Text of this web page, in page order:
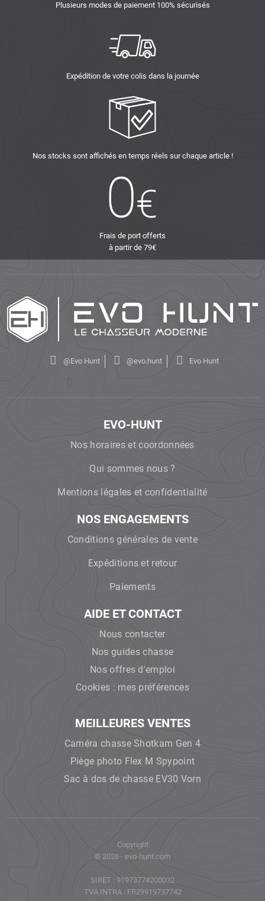
Plusieurs modes de paiement 100% sécurisés
Expédition de votre colis dans la journée
Nos stocks sont affichés en temps réels sur chaque article !
Frais de port offerts
à partir de 79€
@Evo Hunt @evo.hunt Evo Hunt
EVO-HUNT
Nos horaires et coordonnées
Qui sommes nous ?
Mentions légales et confidentialité
NOS ENGAGEMENTS
Conditions générales de vente
Expéditions et retour
Paiements
AIDE ET CONTACT
Nous contacter
Nos guides chasse
Nos offres d'emploi
Cookies : mes préférences
MEILLEURES VENTES
Caméra chasse Shotkam Gen 4
Piège photo Flex M Spypoint
Sac à dos de chasse EV30 Vorn
Copyright
© 2026 - evo-hunt.com
SIRET : 91973774200032
TVA INTRA : FR29919737742